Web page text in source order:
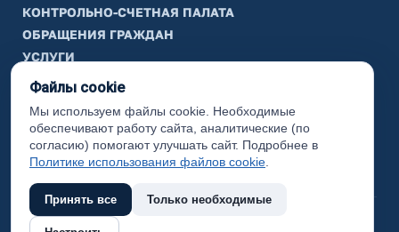
КОНТРОЛЬНО-СЧЕТНАЯ ПАЛАТА
ОБРАЩЕНИЯ ГРАЖДАН
УСЛУГИ
ТИК
ИНФОРМАЦИЯ
Законодательная карта
Карта сайта
(с) 2017 Ханты-Мансийский район, официальный сайт
Файлы cookie
Мы используем файлы cookie. Необходимые
обеспечивают работу сайта, аналитические (по
согласию) помогают улучшать сайт. Подробнее в
Политике использования файлов cookie
Принять все Только необходимые